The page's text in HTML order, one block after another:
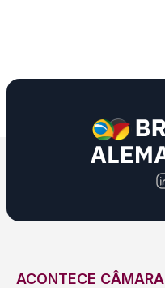
ACONTECE CÂMARA